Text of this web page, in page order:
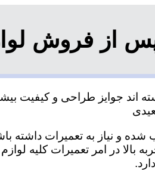
از فروش
اند جوایز طراحی و کیفیت
و نیاز به تعمیرات داشته
بالا در امر تعمیرات کلیه